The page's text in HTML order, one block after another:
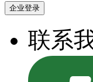
企业登录
联系